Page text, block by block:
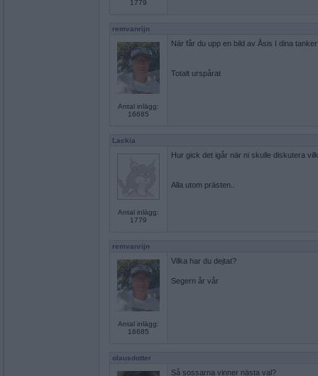
1779
remvanrijn
Antal inlägg:
16685
När får du upp en bild av Åsis I dina
Totalt urspårat
Lackia
Antal inlägg:
1779
Hur gick det igår när ni skulle diskutera
Alla utom prästen..
remvanrijn
Antal inlägg:
16685
Vilka har du dejtat?
Segern år vår
olausdotter
Så sossarna vinner nästa val?